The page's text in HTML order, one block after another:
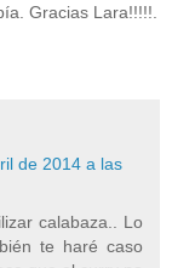
Gracias Lara!!!!!.
de 2014 a las
calabaza.. Lo
te haré caso